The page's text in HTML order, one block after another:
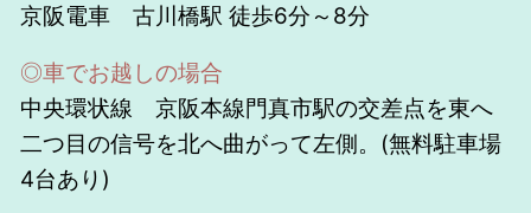
京阪電車 古川橋駅 徒歩6分～8分
◎車でお越しの場合
中央環状線 京阪本線門真市駅の交差点を東へ
二つ目の信号を北へ曲がって左側。(無料駐車場
4台あり)